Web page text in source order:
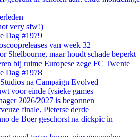
very sfw!)
Dag #1979
van week 32
Shelbourne, maar houdt schade beperkt
bij ruime Europese zege FC Twente
Dag #1978
na Campaign Evolved
voor einde fysieke games
2026/2027 is begonnen
finale, Pieterse derde
de Boer geschorst na dickpic in